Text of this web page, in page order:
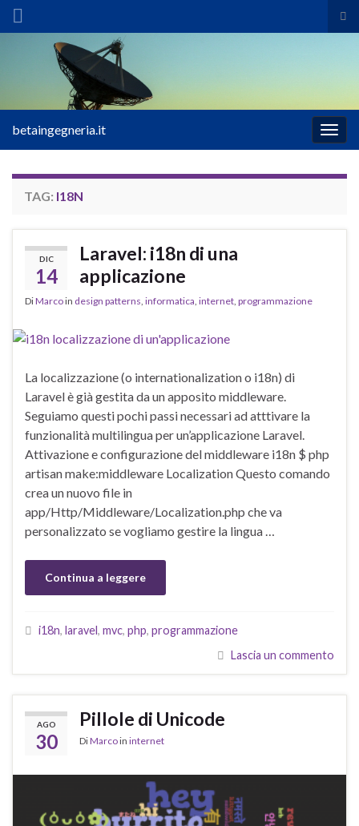
il
Search for:
la
betaingegneria.it
TAG: I18N
DIC
14
Laravel: i18n di una
applicazione
DiMarcoin design patterns informatica internet programmazione
La localizzazione (o internationalization o i18n) di
Laravel è già gestita da un apposito middleware.
Seguiamo questi pochi passi necessari ad atttivare la
funzionalità multilingua per un’applicazione Laravel.
Attivazione e configurazione del middleware i18n $ php
artisan make:middleware Localization Questo comando
crea un nuovo file in
app/Http/Middleware/Localization.php che va
personalizzato se vogliamo gestire la lingua …
Continua a leggere
i18n, laravel, mvc, php, programmazione
Lascia un commento
AGO
30
Pillole di Unicode
DiMarcoin internet